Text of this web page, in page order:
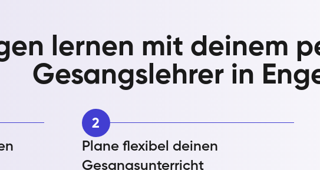
lernen mit deinem
Gesangslehrer in
2
Plane flexibel deinen
Gesangsunterricht